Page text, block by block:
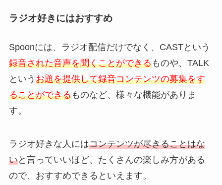
ラジオ好きにはおすすめ
Spoonには、ラジオ配信だけでなく、CASTという
録音された音声を聞くことができるものや、TALK
という お題を提供して録音コンテンツの募集をす
ることができるものなど、様々な機能がありま
す。
ラジオ好きな人にはコンテンツが尽きることはな
いと言っていいほど、たくさんの楽しみ方がある
ので、おすすめできるといえます。